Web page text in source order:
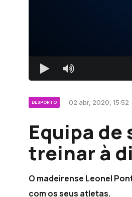
DESPORTO 02 abr, 2020, 15:52
Equipa
treinar à
O madeirense Leonel
com os seus atletas.